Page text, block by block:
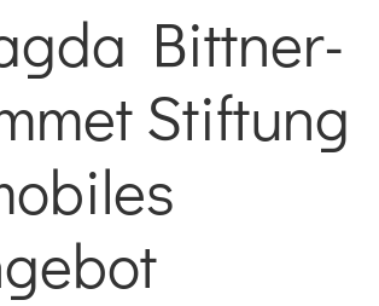
Bittner-
Stiftung